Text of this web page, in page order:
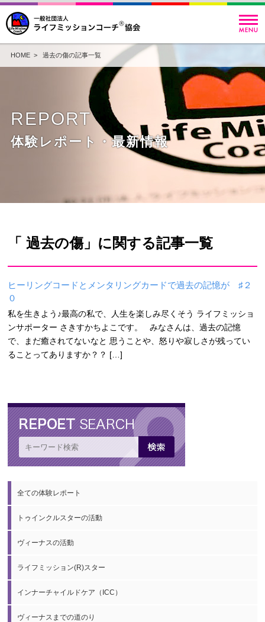
HOME> 過去の傷の記事一覧
REPORT
体験レポート・最新情報
「 過去の傷」に関する記事一覧
ヒーリングコードとメンタリングカードで過去の記憶が ♯２
０
私を生きよう♪最高の私で、人生を楽しみ尽くそう ライフミッショ
ンサポーター さきすかちよこです。 みなさんは、過去の記憶
で、まだ癒されてないなと 思うことや、怒りや寂しさが残ってい
ることってありますか？？ […]
全ての体験レポート
トゥインクルスターの活動
ヴィーナスの活動
ライフミッション(R)スター
インナーチャイルドケア（ICC）
ヴィーナスまでの道のり